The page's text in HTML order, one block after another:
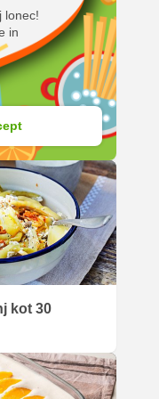
lonec!
in
kot 30